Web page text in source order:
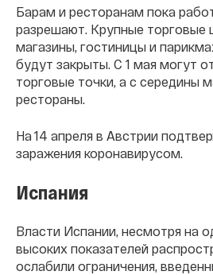
Барам и ресторанам пока
разрешают. Крупные торговые
магазины, гостиницы и
будут закрыты. С 1 мая могут
торговые точки, а с середины
рестораны.
На 14 апреля в Австрии
заражения коронавирусом.
Испания
Власти Испании, несмотря на
высоких показателей
ослабили ограничения,